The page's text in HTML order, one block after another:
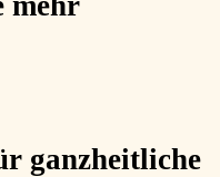
ganzheitliche